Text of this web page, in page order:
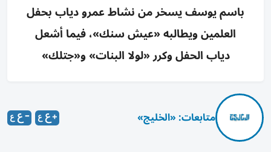
باسم يوسف يسخر من نشاط عمرو دياب بحفل
العلمين ويطالبه «عيش سنك»، فيما أشعل
دياب الحفل وكرر «لولا البنات» و«جتلك»
متابعات: «الخليج»